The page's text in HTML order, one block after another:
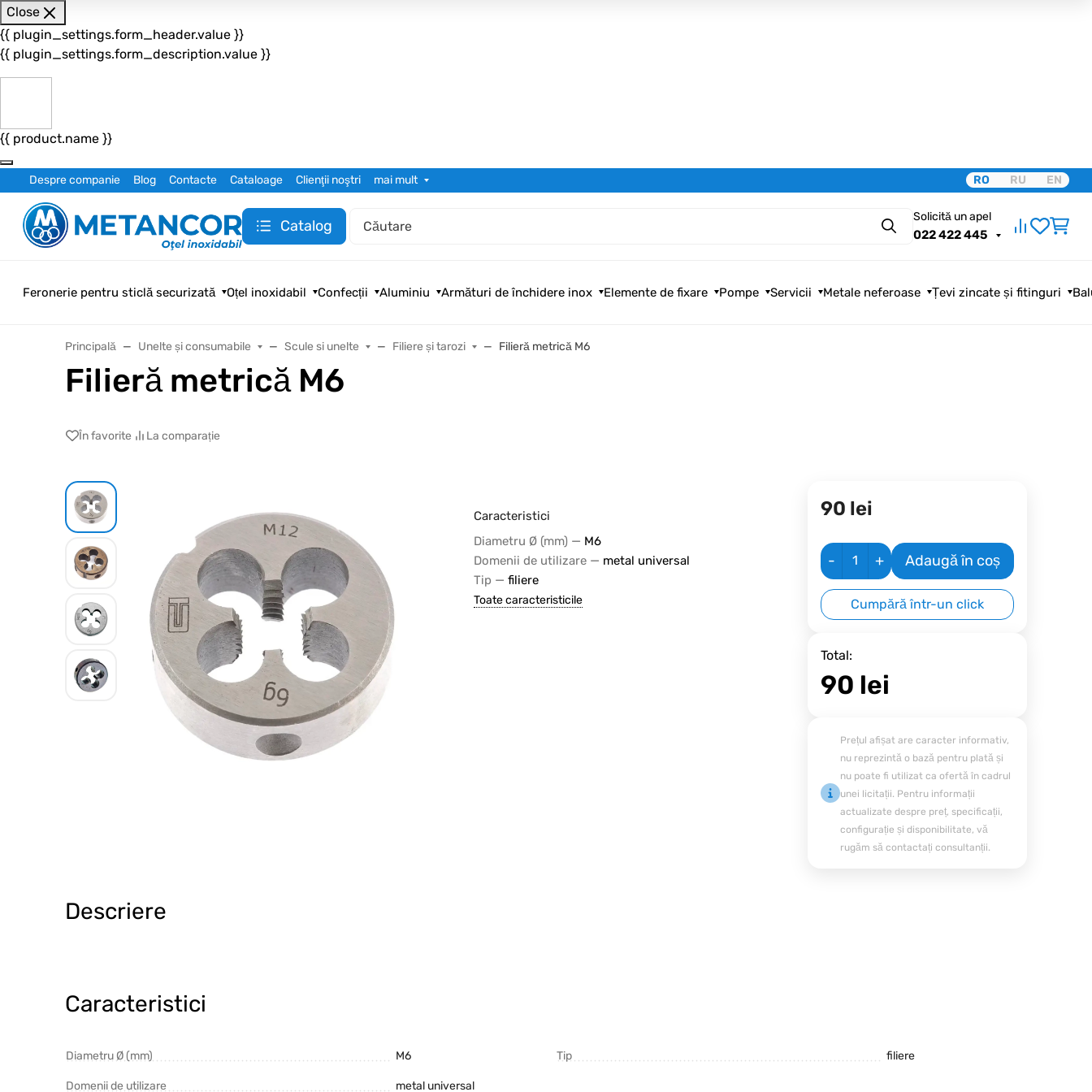
Close
{{ plugin_settings.form_header.value }}
{{ plugin_settings.form_description.value }}
{{ product.name }}
Despre companie Blog Contacte Cataloage Clienţii noştri mai mult RO RU EN
Catalog Căutare
Solicită un apel
022 422 445
Feronerie pentru sticlă securizată Oțel inoxidabil Confecții Aluminiu Armături de închidere inox Elemente de fixare Pompe Servicii Metale neferoase Țevi zincate și fitinguri
Principală Unelte și consumabile Scule si unelte Filiere și tarozi Filieră metrică М6
Filieră metrică М6
În favorite La comparație
Caracteristici
Diametru Ø (mm) — M6
Domenii de utilizare — metal universal
Tip — filiere
Toate caracteristicile
90 lei
- + Adaugă în coș
Cumpără într-un click
Total:
90 lei
Prețul afișat are caracter informativ,
nu reprezintă o bază pentru plată și
nu poate fi utilizat ca ofertă în cadrul
unei licitații. Pentru informații
actualizate despre preț, specificații,
configurație și disponibilitate, vă
rugăm să contactați consultanții.
Descriere
Caracteristici
Diametru Ø (mm) M6
Domenii de utilizare metal universal
Tip filiere